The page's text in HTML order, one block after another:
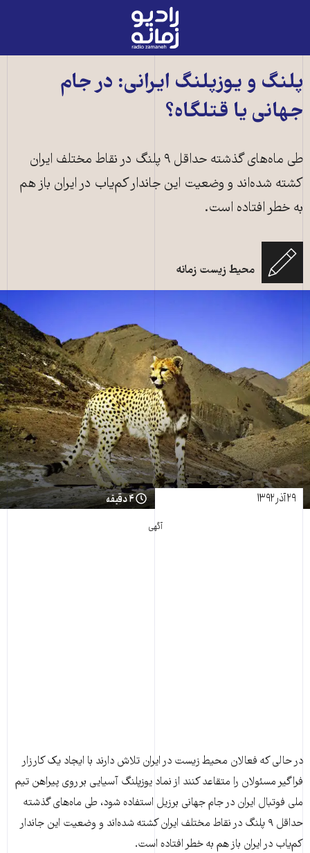
رادیو
زمانه
به
صفحه
اصلی
پلنگ و یوزپلنگ ایرانی: در جام
جهانی یا قتلگاه؟
طی ماه‌های گذشته حداقل ۹ پلنگ در نقاط مختلف ایران
کشته شده‌اند و وضعیت این جاندار کم‌یاب در ایران باز هم
به خطر افتاده‌ است.
محیط زیست زمانه
۲۹ آذر ۱۳۹۲ ۴ دقیقه
آگهی
در حالی که فعالان محیط زیست در ایران تلاش دارند با ایجاد یک کارزار
فراگیر مسئولان را متقاعد کنند از نماد یوزپلنگ آسیایی بر روی پیراهن تیم
ملی فوتبال ایران در جام جهانی برزیل استفاده شود، طی ماه‌های گذشته
حداقل ۹ پلنگ در نقاط مختلف ایران کشته شده‌اند و وضعیت این جاندار
کم‌یاب در ایران باز هم به خطر افتاده‌ است.